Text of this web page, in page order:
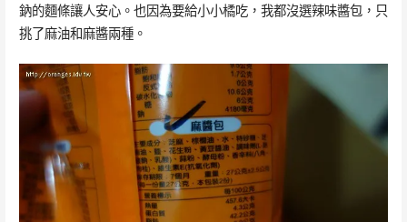
鈉的麵條讓人安心。也因為要給小小橘吃，我都沒選辣味醬包，只
挑了麻油和麻醬兩種。